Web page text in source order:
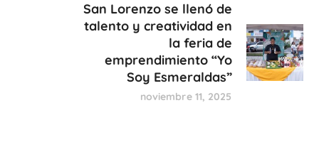
San Lorenzo se llenó de
talento y creatividad en
la feria de
emprendimiento “Yo
Soy Esmeraldas”
noviembre 11, 2025